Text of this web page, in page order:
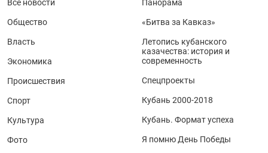
Все новости
Общество
Власть
Экономика
Происшествия
Спорт
Культура
Фото
Панорама
«Битва за Кавказ»
Летопись кубанского
казачества: история и
современность
Спецпроекты
Кубань 2000-2018
Кубань. Формат успеха
Я помню День Победы